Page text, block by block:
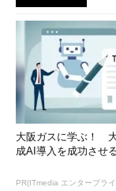
大阪ガスに学ぶ！
成AI導入を成功させ
PR(ITmedia エンタープラ